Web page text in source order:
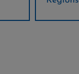
Partner